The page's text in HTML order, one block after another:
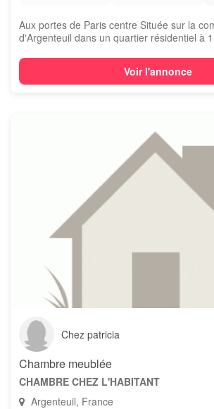
Aux portes de Paris centre Située sur la
d'Argenteuil dans un quartier résidentiel à
Voir l'annonce
Chez patricia
Chambre meublée
CHAMBRE CHEZ L'HABITANT
Argenteuil, France